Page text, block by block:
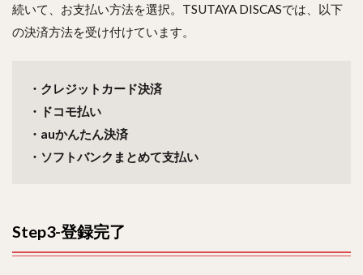
続いて、お支払い方法を選択。TSUTAYA DISCASでは、以下
の決済方法を受け付けています。
・クレジットカード決済
・ドコモ払い
・auかんたん決済
・ソフトバンクまとめて支払い
Step3-登録完了